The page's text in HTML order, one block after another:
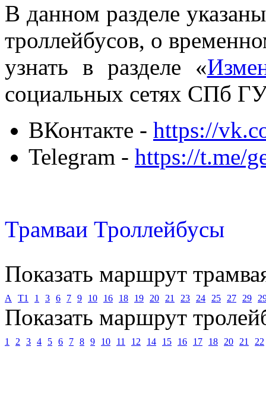
В данном разделе
троллейбусов, о
узнать в разделе «
социальных сетях СПб
ВКонтакте - https://
Telegram - https://t.me/
Трамваи Троллейбусы
Показать маршрут
А Т1 1 3 6 7 9 10 16 18 19 20 21 23 24 25 27 29
Показать маршрут
1 2 3 4 5 6 7 8 9 10 11 12 14 15 16 17 18 20 21 22